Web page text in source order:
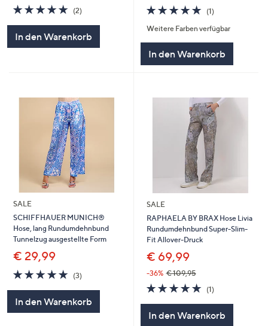
5.0
von
(2)2
In den Warenkorb
5.0
von
5
(1)1
Weitere Farben verfügbar
In den Warenkorb
SALE
SCHIFFHAUER MUNICH®
Hose, lang Rundumdehnbund
Tunnelzug ausgestellte Form
€ 29,99
5.0
von
(3)3
In den Warenkorb
SALE
RAPHAELA BY BRAX Hose Livia
Rundumdehnbund Super-Slim-
Fit Allover-Druck
€ 69,99
-36% € 109,95
5.0
von
(1)1
In den Warenkorb